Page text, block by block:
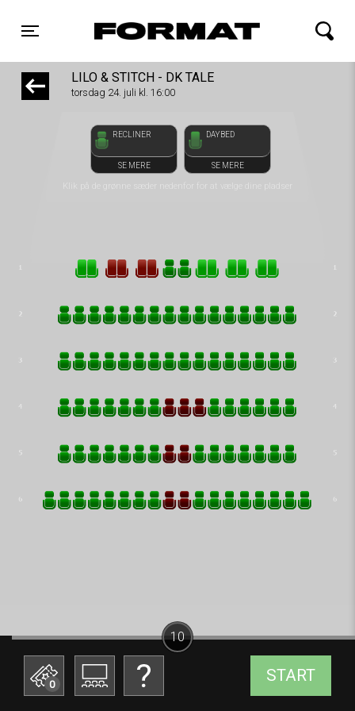
Toggle navigation
FORMAT Biograf
LILO & STITCH - DK TALE
torsdag 24. juli kl. 16:00
RECLINER
SE MERE
DAYBED
SE MERE
Klik på de grønne sæder nedenfor for at vælge dine pladser
0 START
10
front05-temp 124057